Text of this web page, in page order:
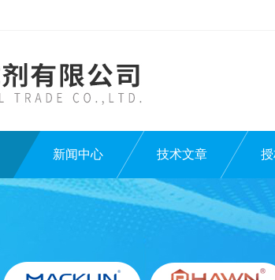
新闻中心 技术文章